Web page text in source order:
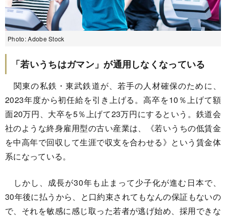
Photo: Adobe Stock
「若いうちはガマン」が通用しなくなっている
関東の私鉄・東武鉄道が、若手の人材確保のために、
2023年度から初任給を引き上げる。高卒を10％上げて額
面20万円、大卒を5％上げて23万円にするという。鉄道会
社のような終身雇用型の古い産業は、《若いうちの低賃金
を中高年で回収して生涯で収支を合わせる》という賃金体
系になっている。
しかし、成長が30年も止まって少子化が進む日本で、
30年後に払うから、と口約束されてもなんの保証もないの
で、それを敏感に感じ取った若者が逃げ始め、採用できな